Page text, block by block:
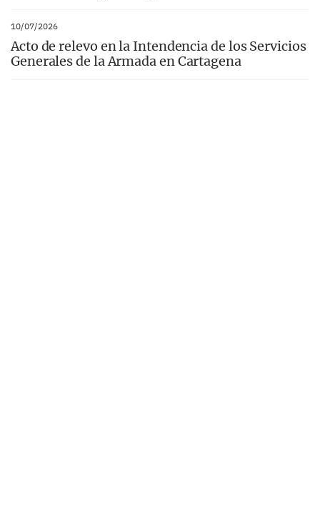
10/07/2026
Acto de relevo en la Intendencia de los Servicios
Generales de la Armada en Cartagena